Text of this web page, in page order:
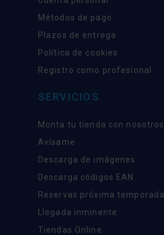
Métodos de pago
Plazos de entrega
Política de cookies
Registro como profesional
SERVICIOS
Monta tu tienda con nosotros
Avísame
Descarga de imágenes
Descarga códigos EAN
Reservas próxima temporada
Llegada inminente
Tiendas Online